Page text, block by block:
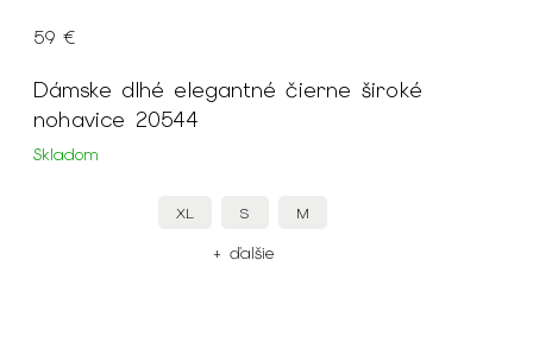
Dámske dlhé elegantné čierne široké
nohavice 20544
Skladom
59 €
XL S M
+ ďalšie